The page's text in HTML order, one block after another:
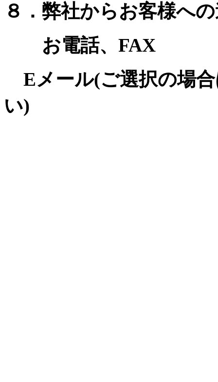
８．弊社からお客様へ
お電話、FAX
Eメール(ご選択の場
い)